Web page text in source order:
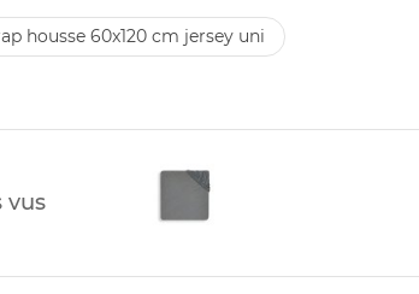
housse 60x120 cm jersey uni
vus